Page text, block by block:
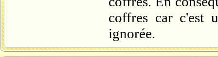
coffres car c'est
ignorée.